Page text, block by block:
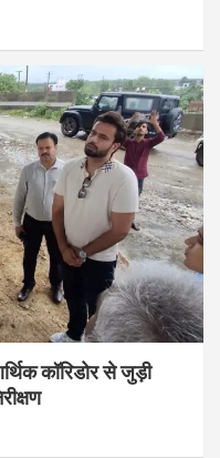
कॉरिडोर से जुड़ी